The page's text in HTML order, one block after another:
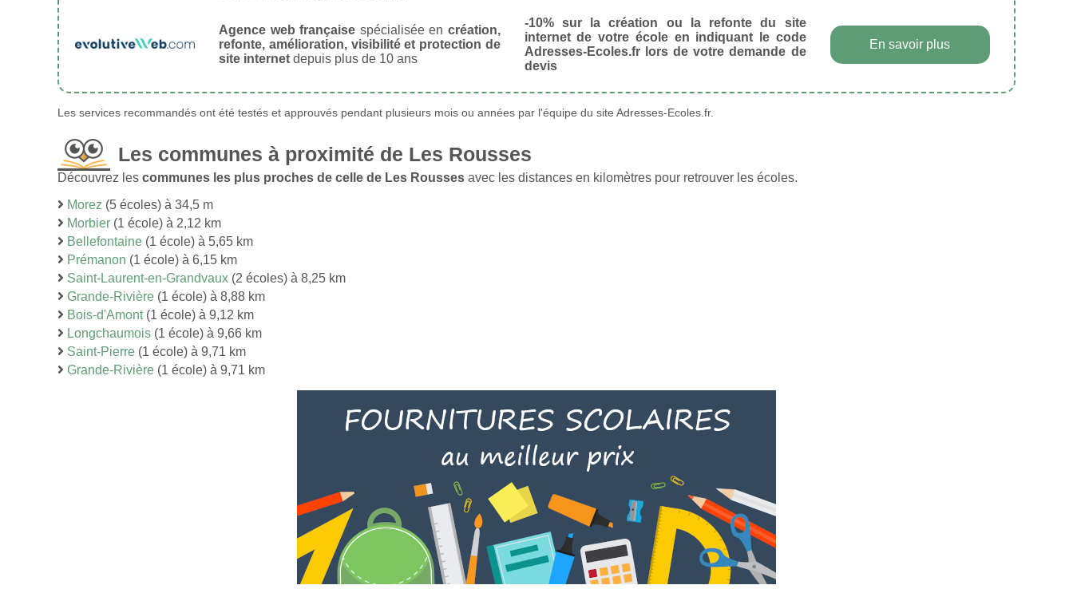
Agence web française spécialisée en création,
refonte, amélioration, visibilité et protection de
site internet depuis plus de 10 ans
-10% sur la création ou la refonte du site
internet de votre école en indiquant le code
Adresses-Ecoles.fr lors de votre demande de
devis
En savoir plus
Les services recommandés ont été testés et approuvés pendant plusieurs mois ou années par l'équipe du site Adresses-Ecoles.fr.
Les communes à proximité de Les Rousses
Découvrez les communes les plus proches de celle de Les Rousses avec les distances en kilomètres pour retrouver les écoles.
Morez (5 écoles) à 34,5 m
Morbier (1 école) à 2,12 km
Bellefontaine (1 école) à 5,65 km
Prémanon (1 école) à 6,15 km
Saint-Laurent-en-Grandvaux (2 écoles) à 8,25 km
Grande-Rivière (1 école) à 8,88 km
Bois-d'Amont(1 école) à 9,12 km
Longchaumois (1 école) à 9,66 km
Saint-Pierre (1 école) à 9,71 km
Grande-Rivière (1 école) à 9,71 km